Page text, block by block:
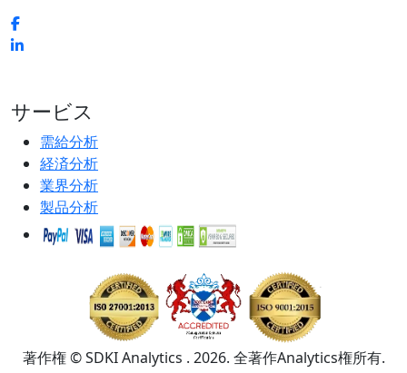
サービス
需給分析
経済分析
業界分析
製品分析
著作権 © SDKI Analytics . 2026. 全著作Analytics権所有.